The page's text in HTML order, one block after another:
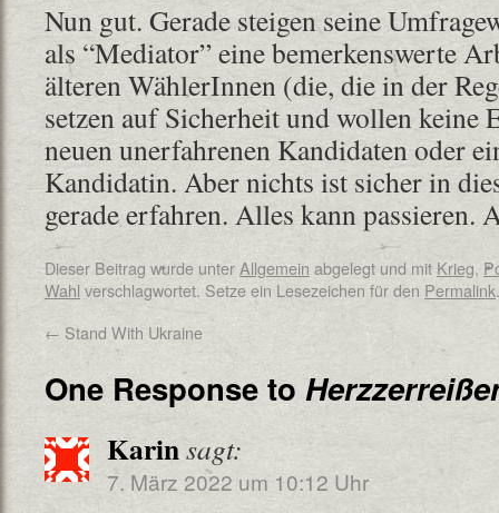
Nun gut. Gerade steigen seine
als “Mediator” eine bemerkenswerte
älteren WählerInnen (die, die in der
setzen auf Sicherheit und wollen keine
neuen unerfahrenen Kandidaten oder
Kandidatin. Aber nichts ist sicher in
gerade erfahren. Alles kann passieren.
Dieser Beitrag wurde unterAllgemein abgelegt und mit Krieg,
Wahl verschlagwortet. Setze ein Lesezeichen für den Permalink.
← Stand With Ukraine
One Response to
Karinsagt:
7. März 2022 um 10:12 Uhr